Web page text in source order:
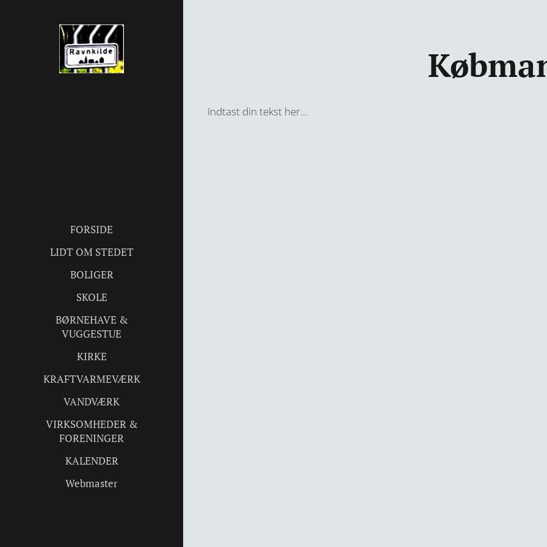
FORSIDE
LIDT OM STEDET
BOLIGER
SKOLE
BØRNEHAVE &
VUGGESTUE
KIRKE
KRAFTVARMEVÆRK
VANDVÆRK
VIRKSOMHEDER &
FORENINGER
KALENDER
Webmaster
Indtast din tekst her...